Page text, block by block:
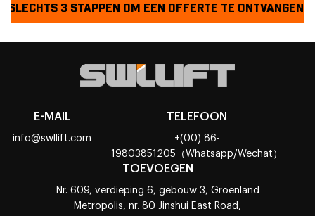
SLECHTS 3 STAPPEN OM EEN OFFERTE TE ONTVANGEN!
E-MAIL
info@swllift.com
TELEFOON
+(00) 86-
19803851205（Whatsapp/Wechat）
TOEVOEGEN
Nr. 609, verdieping 6, gebouw 3, Groenland
Metropolis, nr. 80 Jinshui East Road,